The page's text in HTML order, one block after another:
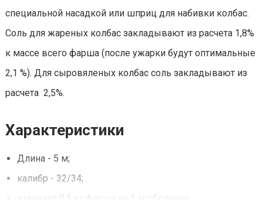
специальной насадкой или шприц для набивки колбас.
Соль для жареных колбас закладывают из расчета 1,8%
к массе всего фарша (после ужарки будут оптимальные
2,1 %). Для сыровяленых колбас соль закладывают из
расчета 2,5%.
Характеристики
Длина - 5 м;
калибр - 32/34;
вмещает 0,5 кг фарша на 1 м оболочки.